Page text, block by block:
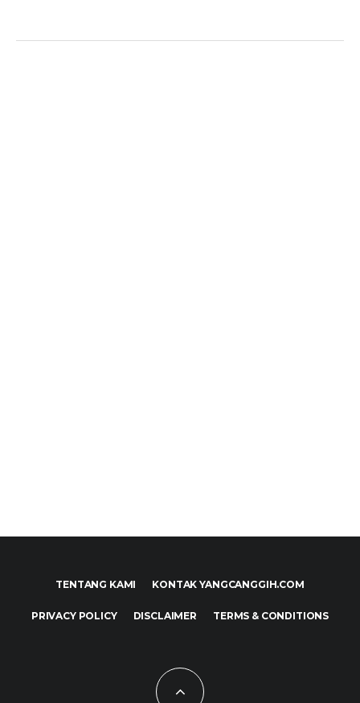
TENTANG KAMI KONTAK YANGCANGGIH.COM
PRIVACY POLICY DISCLAIMER TERMS & CONDITIONS